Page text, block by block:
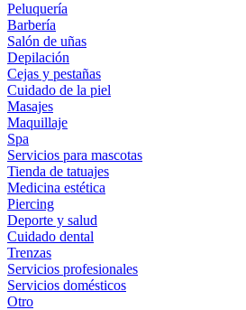
Peluquería
Barbería
Salón de uñas
Depilación
Cejas y pestañas
Cuidado de la piel
Masajes
Maquillaje
Spa
Servicios para mascotas
Tienda de tatuajes
Medicina estética
Piercing
Deporte y salud
Cuidado dental
Trenzas
Servicios profesionales
Servicios domésticos
Otro